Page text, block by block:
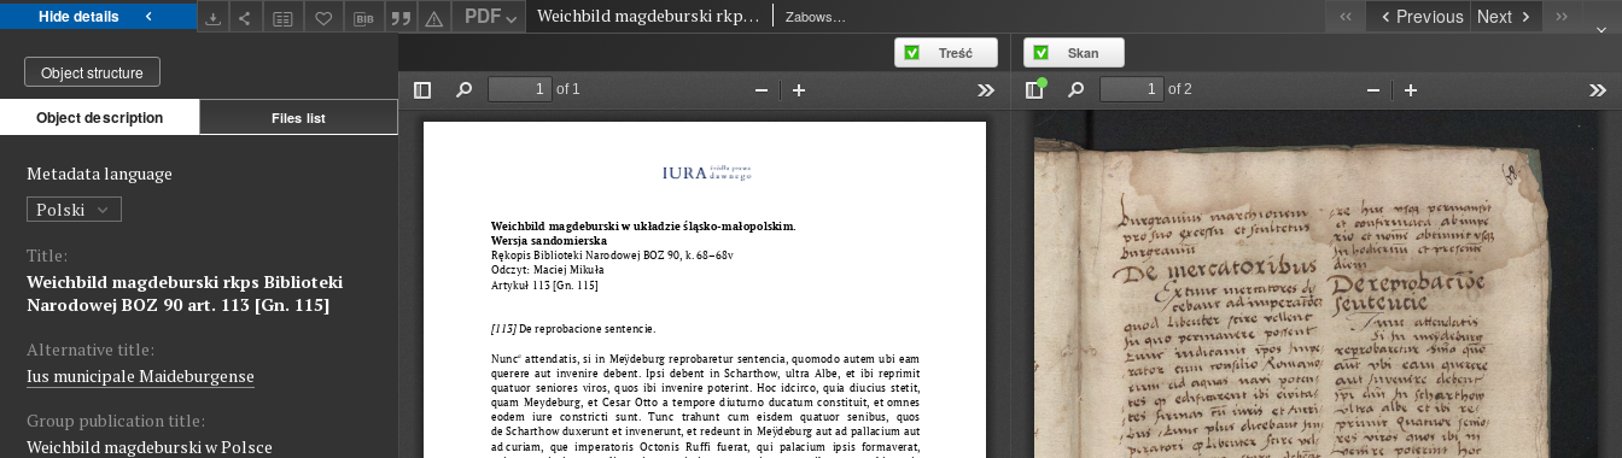
Hide details PDF Weichbild magdeburski rkps Biblioteki Narodowej BOZ 90 art. 113 [Gn. 115] Zabowski Marcin z Lwówka Previous Next
Object structure
Object description Files list
Metadata language
Polski
Title:
Weichbild magdeburski rkps Biblioteki
Narodowej BOZ 90 art. 113 [Gn. 115]
Alternative title:
Ius municipale Maideburgense
Group publication title:
Weichbild magdeburski w Polsce
Treść Skan